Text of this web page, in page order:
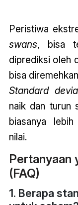
Peristiwa
swans, bisa
diprediksi oleh
bisa
Standard
naik dan turun
biasanya
nilai.
Pertanyaan
(FAQ)
1. Berapa